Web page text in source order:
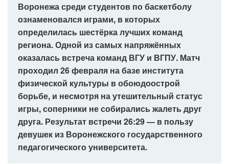
Воронежа среди студентов по баскетболу
ознаменовался играми, в которых
определилась шестёрка лучших команд
региона. Одной из самых напряжённых
оказалась встреча команд ВГУ и ВГПУ. Матч
проходил 26 февраля на базе института
физической культуры в обоюдоострой
борьбе, и несмотря на утешительный статус
игры, соперники не собирались жалеть друг
друга. Результат встречи 26:29 — в пользу
девушек из Воронежского государственного
педагогического университета.